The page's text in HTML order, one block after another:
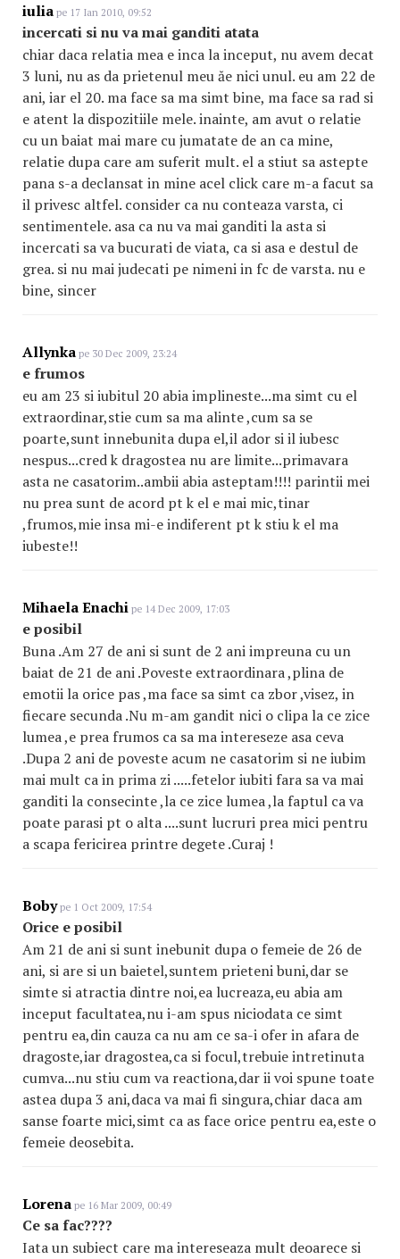
iulia pe 17 Ian 2010, 09:52
incercati si nu va mai ganditi atata
chiar daca relatia mea e inca la inceput, nu avem decat
3 luni, nu as da prietenul meu ăe nici unul. eu am 22 de
ani, iar el 20. ma face sa ma simt bine, ma face sa rad si
e atent la dispozitiile mele. inainte, am avut o relatie
cu un baiat mai mare cu jumatate de an ca mine,
relatie dupa care am suferit mult. el a stiut sa astepte
pana s-a declansat in mine acel click care m-a facut sa
il privesc altfel. consider ca nu conteaza varsta, ci
sentimentele. asa ca nu va mai ganditi la asta si
incercati sa va bucurati de viata, ca si asa e destul de
grea. si nu mai judecati pe nimeni in fc de varsta. nu e
bine, sincer
Allynka pe 30 Dec 2009, 23:24
e frumos
eu am 23 si iubitul 20 abia implineste...ma simt cu el
extraordinar,stie cum sa ma alinte ,cum sa se
poarte,sunt innebunita dupa el,il ador si il iubesc
nespus...cred k dragostea nu are limite...primavara
asta ne casatorim..ambii abia asteptam!!!! parintii mei
nu prea sunt de acord pt k el e mai mic,tinar
,frumos,mie insa mi-e indiferent pt k stiu k el ma
iubeste!!
Mihaela Enachi pe 14 Dec 2009, 17:03
e posibil
Buna .Am 27 de ani si sunt de 2 ani impreuna cu un
baiat de 21 de ani .Poveste extraordinara ,plina de
emotii la orice pas ,ma face sa simt ca zbor ,visez, in
fiecare secunda .Nu m-am gandit nici o clipa la ce zice
lumea ,e prea frumos ca sa ma intereseze asa ceva
.Dupa 2 ani de poveste acum ne casatorim si ne iubim
mai mult ca in prima zi .....fetelor iubiti fara sa va mai
ganditi la consecinte ,la ce zice lumea ,la faptul ca va
poate parasi pt o alta ....sunt lucruri prea mici pentru
a scapa fericirea printre degete .Curaj !
Bobype 1 Oct 2009, 17:54
Orice e posibil
Am 21 de ani si sunt inebunit dupa o femeie de 26 de
ani, si are si un baietel,suntem prieteni buni,dar se
simte si atractia dintre noi,ea lucreaza,eu abia am
inceput facultatea,nu i-am spus niciodata ce simt
pentru ea,din cauza ca nu am ce sa-i ofer in afara de
dragoste,iar dragostea,ca si focul,trebuie intretinuta
cumva...nu stiu cum va reactiona,dar ii voi spune toate
astea dupa 3 ani,daca va mai fi singura,chiar daca am
sanse foarte mici,simt ca as face orice pentru ea,este o
femeie deosebita.
Lorena pe 16 Mar 2009, 00:49
Ce sa fac????
Iata un subiect care ma intereseaza mult deoarece si